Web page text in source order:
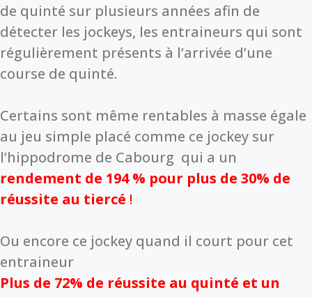
de quinté sur plusieurs années afin de
détecter les jockeys, les entraineurs qui sont
régulièrement présents à l’arrivée d’une
course de quinté.
Certains sont même rentables à masse égale
au jeu simple placé comme ce jockey sur
l’hippodrome de Cabourg qui a un
rendement de 194 % pour plus de 30% de
réussite au tiercé !
Ou encore ce jockey quand il court pour cet
entraineur
Plus de 72% de réussite au quinté et un